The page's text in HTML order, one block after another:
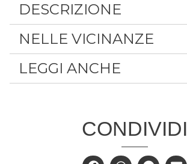
DESCRIZIONE
NELLE VICINANZE
LEGGI ANCHE
CONDIVIDI